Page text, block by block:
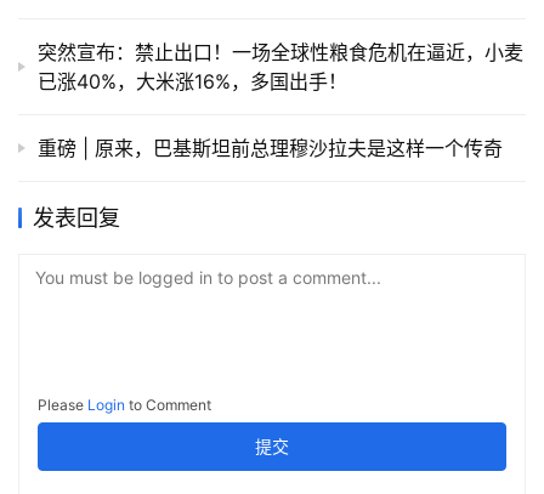
突然宣布：禁止出口！一场全球性粮食危机在逼近，小麦
已涨40%，大米涨16%，多国出手！
重磅 | 原来，巴基斯坦前总理穆沙拉夫是这样一个传奇
发表回复
You must be logged in to post a comment...
Please Login to Comment
提交